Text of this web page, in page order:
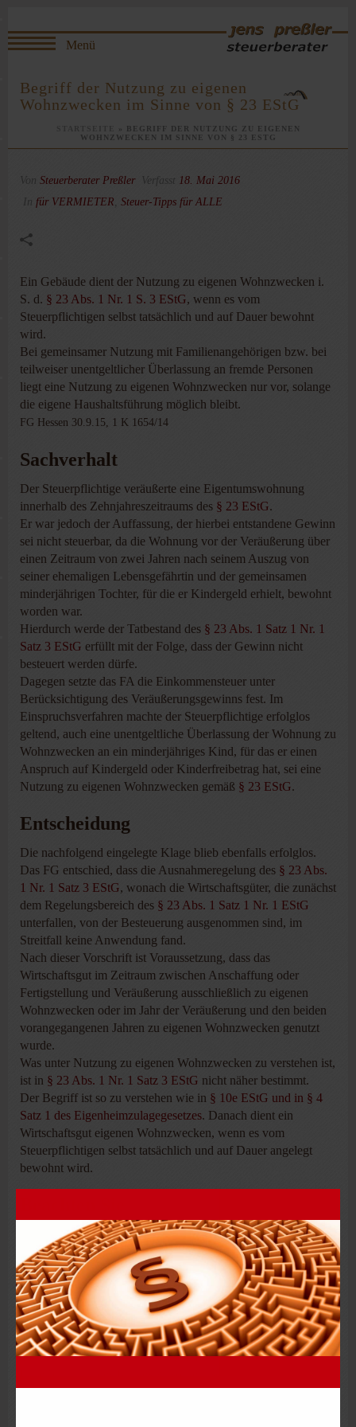
Begriff der Nutzung zu eigenen
Wohnzwecken im Sinne von § 23 EStG
»
BEGRIFF DER NUTZUNG ZU EIGENEN
WOHNZWECKEN IM SINNE VON § 23 ESTG
Von Steuerberater Preßler Verfasst 18. Mai 2016
In für VERMIETER Steuer-Tipps für ALLE
Ein Gebäude dient der Nutzung zu eigenen Wohnzwecken i.
S. d. § 23 Abs. 1 Nr. 1 S. 3 EStG, wenn es vom
Steuerpflichtigen selbst tatsächlich und auf Dauer bewohnt
wird.
Bei gemeinsamer Nutzung mit Familienangehörigen bzw. bei
teilweiser unentgeltlicher Überlassung an fremde Personen
liegt eine Nutzung zu eigenen Wohnzwecken nur vor, solange
die eigene Haushaltsführung möglich bleibt.
FG Hessen 30.9.15, 1 K 1654/14
Sachverhalt
Der Steuerpflichtige veräußerte eine Eigentumswohnung
innerhalb des Zehnjahreszeitraums des § 23 EStG.
Er war jedoch der Auffassung, der hierbei entstandene Gewinn
sei nicht steuerbar, da die Wohnung vor der Veräußerung über
einen Zeitraum von zwei Jahren nach seinem Auszug von
seiner ehemaligen Lebensgefährtin und der gemeinsamen
minderjährigen Tochter, für die er Kindergeld erhielt, bewohnt
worden war.
Hierdurch werde der Tatbestand des § 23 Abs. 1 Satz 1 Nr. 1
Satz 3 EStG erfüllt mit der Folge, dass der Gewinn nicht
besteuert werden dürfe.
Dagegen setzte das FA die Einkommensteuer unter
Berücksichtigung des Veräußerungsgewinns fest. Im
Einspruchsverfahren machte der Steuerpflichtige erfolglos
geltend, auch eine unentgeltliche Überlassung der Wohnung zu
Wohnzwecken an ein minderjähriges Kind, für das er einen
Anspruch auf Kindergeld oder Kinderfreibetrag hat, sei eine
Nutzung zu eigenen Wohnzwecken gemäß § 23 EStG.
Entscheidung
Die nachfolgend eingelegte Klage blieb ebenfalls erfolglos.
Das FG entschied, dass die Ausnahmeregelung des § 23 Abs.
1 Nr. 1 Satz 3 EStG, wonach die Wirtschaftsgüter, die zunächst
dem Regelungsbereich des § 23 Abs. 1 Satz 1 Nr. 1 EStG
unterfallen, von der Besteuerung ausgenommen sind, im
Streitfall keine Anwendung fand.
Nach dieser Vorschrift ist Voraussetzung, dass das
Wirtschaftsgut im Zeitraum zwischen Anschaffung oder
Fertigstellung und Veräußerung ausschließlich zu eigenen
Wohnzwecken oder im Jahr der Veräußerung und den beiden
vorangegangenen Jahren zu eigenen Wohnzwecken genutzt
wurde.
Was unter Nutzung zu eigenen Wohnzwecken zu verstehen ist,
ist in § 23 Abs. 1 Nr. 1 Satz 3 EStG nicht näher bestimmt.
Der Begriff ist so zu verstehen wie in § 10e EStG und in § 4
Satz 1 des Eigenheimzulagegesetzes. Danach dient ein
Wirtschaftsgut eigenen Wohnzwecken, wenn es vom
Steuerpflichtigen selbst tatsächlich und auf Dauer angelegt
bewohnt wird.
Eigene Wohnzwecke sind auch dann gegeben, wenn die
Wohnung gemeinsam mit Familienangehörigen genutzt wird
bzw. wenn sie teilweise – auch an fremde Personen –
unentgeltlich überlassen wird, solange die eigene
Haushaltsführung möglich bleibt.
Dies gilt auch für die Überlassung der Wohnung an ein im
Sinne des§ 32 EStGzu berücksichtigendes Kind zur
alleinigen Nutzung. Dies beruht auf der Obliegenheit, für die
einer unterhaltsrechtlichen Verpflichtung geschieht, was